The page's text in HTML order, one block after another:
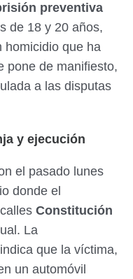
preventiva
de 18 y 20 años,
homicidio que ha
pone de manifiesto,
a las disputas
y ejecución
el pasado lunes
donde el
Constitución
La
que la víctima,
un automóvil